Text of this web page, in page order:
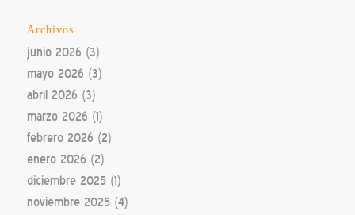
Archivos
junio 2026 (3)
mayo 2026 (3)
abril 2026 (3)
marzo 2026 (1)
febrero 2026 (2)
enero 2026 (2)
diciembre 2025(1)
noviembre 2025(4)